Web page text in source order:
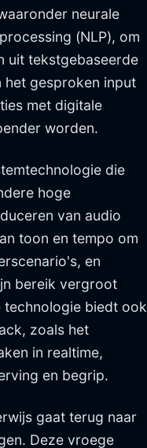
neurale
(NLP), om
uit tekstgebaseerde
het gesproken input
met digitale
worden.
die
hoge
van audio
toon en tempo om
en
bereik vergroot
biedt ook
zoals het
in realtime,
en begrip.
gaat terug naar
Deze vroege